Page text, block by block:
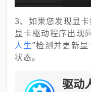
3、如果您发现显
显卡驱动程序出现
人生”检测并更新
状态。
驱动